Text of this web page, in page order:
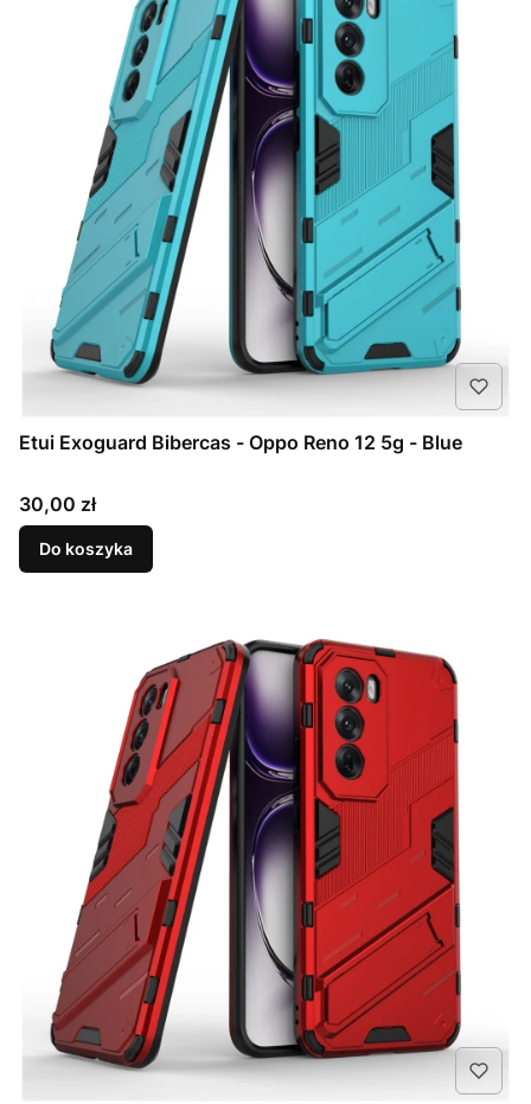
Etui Exoguard Bibercas - Oppo Reno 12 5g - Blue
Cena
30,00 zł
Do koszyka